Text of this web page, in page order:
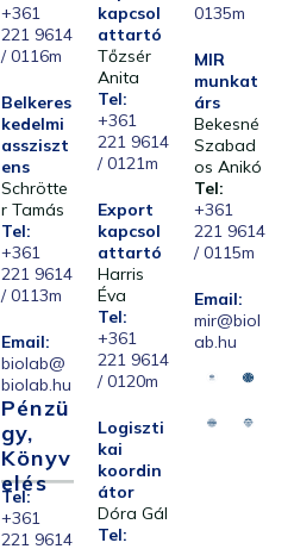
+361
221 9614
/ 0116m
Belkeres
kedelmi
assziszt
ens
Schrötte
r Tamás
Tel:
+361
221 9614
/ 0113m
Email:
biolab@
biolab.hu
Pénzü
Gy,
Könyv
Elés
Tel:
+361
221 9614
kapcsol
attartó
Tőzsér
Anita
Tel:
+361
221 9614
/ 0121m
Export
kapcsol
attartó
Harris
Éva
Tel:
+361
221 9614
/ 0120m
Logiszti
kai
koordin
átor
Dóra Gál
Tel:
0135m
MIR
munkat
árs
Bekesné
Szabad
os Anikó
Tel:
+361
221 9614
/ 0115m
Email:
mir@biol
ab.hu